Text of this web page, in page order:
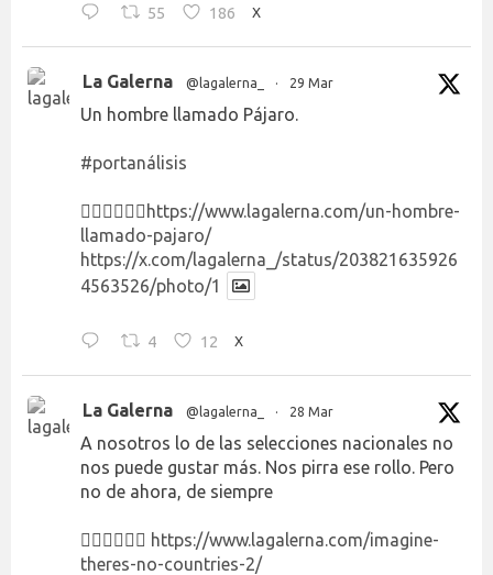
55 186 X
La Galerna @lagalerna_ · 29 Mar
Un hombre llamado Pájaro.
#portanálisis
👉🏻👉🏻👉🏻 https://www.lagalerna.com/un-hombre-
llamado-pajaro/
https://x.com/lagalerna_/status/203821635926
4563526/photo/1
4 12 X
La Galerna @lagalerna_ · 28 Mar
A nosotros lo de las selecciones nacionales no
nos puede gustar más. Nos pirra ese rollo. Pero
no de ahora, de siempre
👉🏻👉🏻👉🏻 https://www.lagalerna.com/imagine-
theres-no-countries-2/